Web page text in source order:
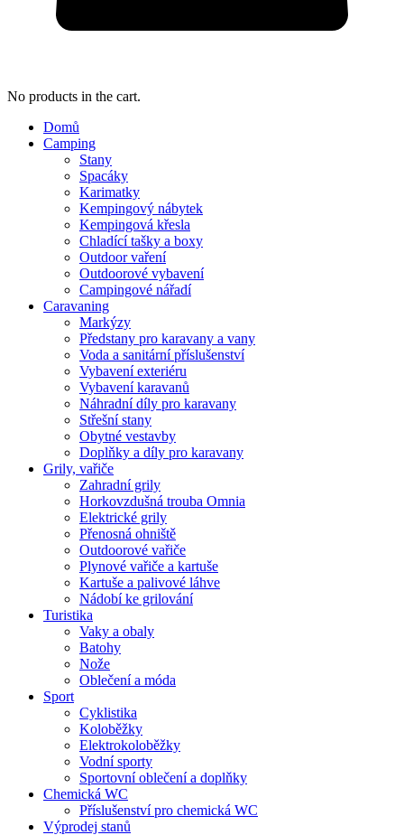
No products in the cart.
Domů
Camping
Stany
Spacáky
Karimatky
Kempingový nábytek
Kempingová křesla
Chladící tašky a boxy
Outdoor vaření
Outdoorové vybavení
Campingové nářadí
Caravaning
Markýzy
Předstany pro karavany a vany
Voda a sanitární příslušenství
Vybavení exteriéru
Vybavení karavanů
Náhradní díly pro karavany
Střešní stany
Obytné vestavby
Doplňky a díly pro karavany
Grily, vařiče
Zahradní grily
Horkovzdušná trouba Omnia
Elektrické grily
Přenosná ohniště
Outdoorové vařiče
Plynové vařiče a kartuše
Kartuše a palivové láhve
Nádobí ke grilování
Turistika
Vaky a obaly
Batohy
Nože
Oblečení a móda
Sport
Cyklistika
Koloběžky
Elektrokoloběžky
Vodní sporty
Sportovní oblečení a doplňky
Chemická WC
Příslušenství pro chemická WC
Výprodej stanů